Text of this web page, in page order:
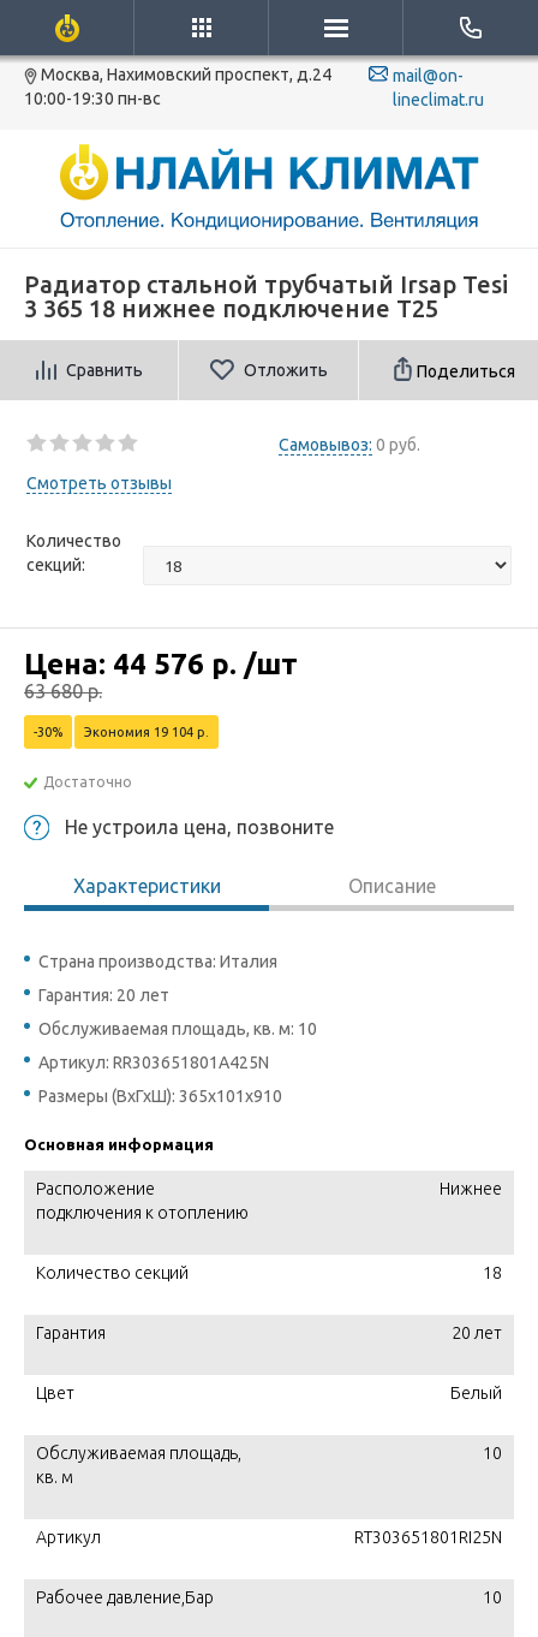
Москва, Нахимовский проспект, д.24
10:00-19:30 пн-вс
mail@on-
lineclimat.ru
Радиатор стальной трубчатый Irsap Tesi
3 365 18 нижнее подключение T25
Сравнить Отложить Поделиться
Самовывоз: 0 руб.
Смотреть отзывы
Количество
секций:
Цена: 44 576 р. /шт
63 680р.
-30% Экономия 19 104 р.
Достаточно
Не устроила цена, позвоните
Характеристики Описание
Страна производства: Италия
Гарантия: 20 лет
Обслуживаемая площадь, кв. м: 10
Артикул: RR303651801A425N
Размеры (ВхГхШ): 365х101х910
Основная информация
Расположение
подключения к отоплению
Нижнее
Количество секций 18
Гарантия 20 лет
Цвет Белый
Обслуживаемая площадь,
кв. м
10
Артикул RT303651801RI25N
Рабочее давление,Бар 10